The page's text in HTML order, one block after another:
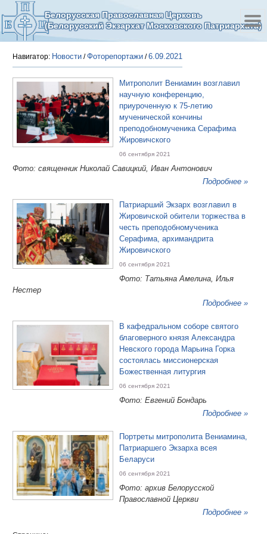
Белорусская Православная Церковь
(Белорусский Экзархат Московского Патриархата)
Навигатор: Новости /Фоторепортажи /6.09.2021
Митрополит Вениамин возглавил
научную конференцию,
приуроченную к 75-летию
мученической кончины
преподобномученика Серафима
Жировичского
06 сентября 2021
Фото: священник Николай Савицкий, Иван Антонович
Подробнее »
Патриарший Экзарх возглавил в
Жировичской обители торжества в
честь преподобномученика
Серафима, архимандрита
Жировичского
06 сентября 2021
Фото: Татьяна Амелина, Илья
Нестер
Подробнее »
В кафедральном соборе святого
благоверного князя Александра
Невского города Марьина Горка
состоялась миссионерская
Божественная литургия
06 сентября 2021
Фото: Евгений Бондарь
Подробнее »
Портреты митрополита Вениамина,
Патриаршего Экзарха всея
Беларуси
06 сентября 2021
Фото: архив Белорусской
Православной Церкви
Подробнее »